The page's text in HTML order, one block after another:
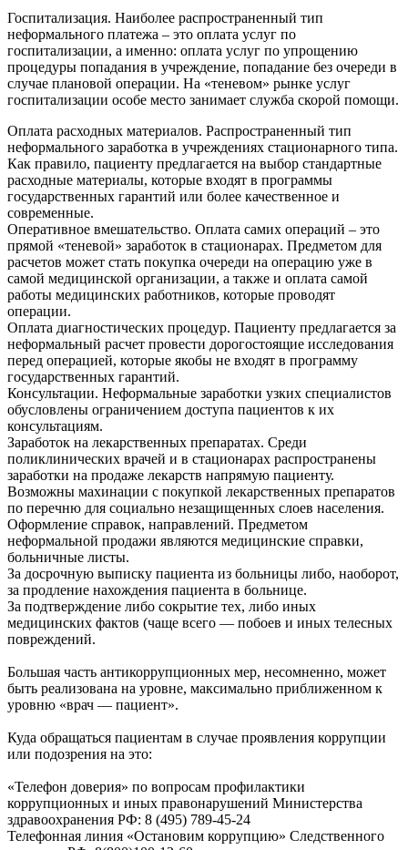
Госпитализация. Наиболее распространенный тип
неформального платежа – это оплата услуг по
госпитализации, а именно: оплата услуг по упрощению
процедуры попадания в учреждение, попадание без очереди в
случае плановой операции. На «теневом» рынке услуг
госпитализации особе место занимает служба скорой помощи.
Оплата расходных материалов. Распространенный тип
неформального заработка в учреждениях стационарного типа.
Как правило, пациенту предлагается на выбор стандартные
расходные материалы, которые входят в программы
государственных гарантий или более качественное и
современные.
Оперативное вмешательство. Оплата самих операций – это
прямой «теневой» заработок в стационарах. Предметом для
расчетов может стать покупка очереди на операцию уже в
самой медицинской организации, а также и оплата самой
работы медицинских работников, которые проводят
операции.
Оплата диагностических процедур. Пациенту предлагается за
неформальный расчет провести дорогостоящие исследования
перед операцией, которые якобы не входят в программу
государственных гарантий.
Консультации. Неформальные заработки узких специалистов
обусловлены ограничением доступа пациентов к их
консультациям.
Заработок на лекарственных препаратах. Среди
поликлинических врачей и в стационарах распространены
заработки на продаже лекарств напрямую пациенту.
Возможны махинации с покупкой лекарственных препаратов
по перечню для социально незащищенных слоев населения.
Оформление справок, направлений. Предметом
неформальной продажи являются медицинские справки,
больничные листы.
За досрочную выписку пациента из больницы либо, наоборот,
за продление нахождения пациента в больнице.
За подтверждение либо сокрытие тех, либо иных
медицинских фактов (чаще всего — побоев и иных телесных
повреждений.
Большая часть антикоррупционных мер, несомненно, может
быть реализована на уровне, максимально приближенном к
уровню «врач — пациент».
Куда обращаться пациентам в случае проявления коррупции
или подозрения на это:
«Телефон доверия» по вопросам профилактики
коррупционных и иных правонарушений Министерства
здравоохранения РФ: 8 (495) 789-45-24
Телефонная линия «Остановим коррупцию» Следственного